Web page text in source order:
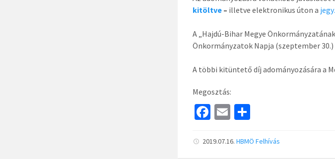
kitöltve – illetve elektronikus úton a
A „Hajdú-Bihar Megye
Önkormányzatok Napja (szeptember
A többi kitüntető díj adományozására a
Megosztás:
Fa
b
E
ai ar
2019.07.16.HBMÖ Felhívás